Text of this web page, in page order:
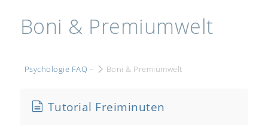
Boni & Premiumwelt
Psychologie FAQ – Boni & Premiumwelt
Tutorial Freiminuten